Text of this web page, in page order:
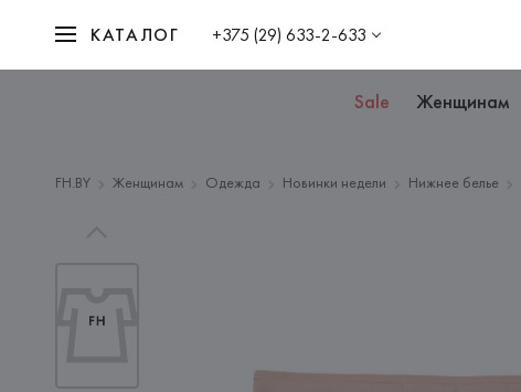
КАТАЛОГ +375 (29) 633-2-633
Sale Женщинам
FH.BY Женщинам Одежда Новинки недели Нижнее белье